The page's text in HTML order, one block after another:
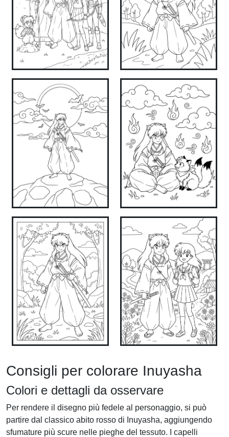
Consigli per colorare Inuyasha
Colori e dettagli da osservare
Per rendere il disegno più fedele al personaggio, si può
partire dal classico abito rosso di Inuyasha, aggiungendo
sfumature più scure nelle pieghe del tessuto. I capelli